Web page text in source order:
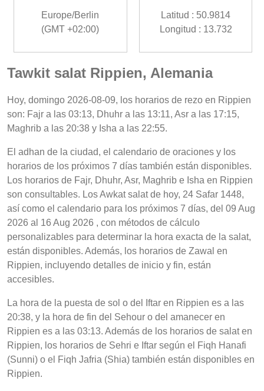
Europe/Berlin
(GMT +02:00)
Latitud : 50.9814
Longitud : 13.732
Tawkit salat Rippien, Alemania
Hoy, domingo 2026-08-09, los horarios de rezo en Rippien
son: Fajr a las 03:13, Dhuhr a las 13:11, Asr a las 17:15,
Maghrib a las 20:38 y Isha a las 22:55.
El adhan de la ciudad, el calendario de oraciones y los
horarios de los próximos 7 días también están disponibles.
Los horarios de Fajr, Dhuhr, Asr, Maghrib e Isha en Rippien
son consultables. Los Awkat salat de hoy, 24 Safar 1448,
así como el calendario para los próximos 7 días, del 09 Aug
2026 al 16 Aug 2026 , con métodos de cálculo
personalizables para determinar la hora exacta de la salat,
están disponibles. Además, los horarios de Zawal en
Rippien, incluyendo detalles de inicio y fin, están
accesibles.
La hora de la puesta de sol o del Iftar en Rippien es a las
20:38, y la hora de fin del Sehour o del amanecer en
Rippien es a las 03:13. Además de los horarios de salat en
Rippien, los horarios de Sehri e Iftar según el Fiqh Hanafi
(Sunni) o el Fiqh Jafria (Shia) también están disponibles en
Rippien.